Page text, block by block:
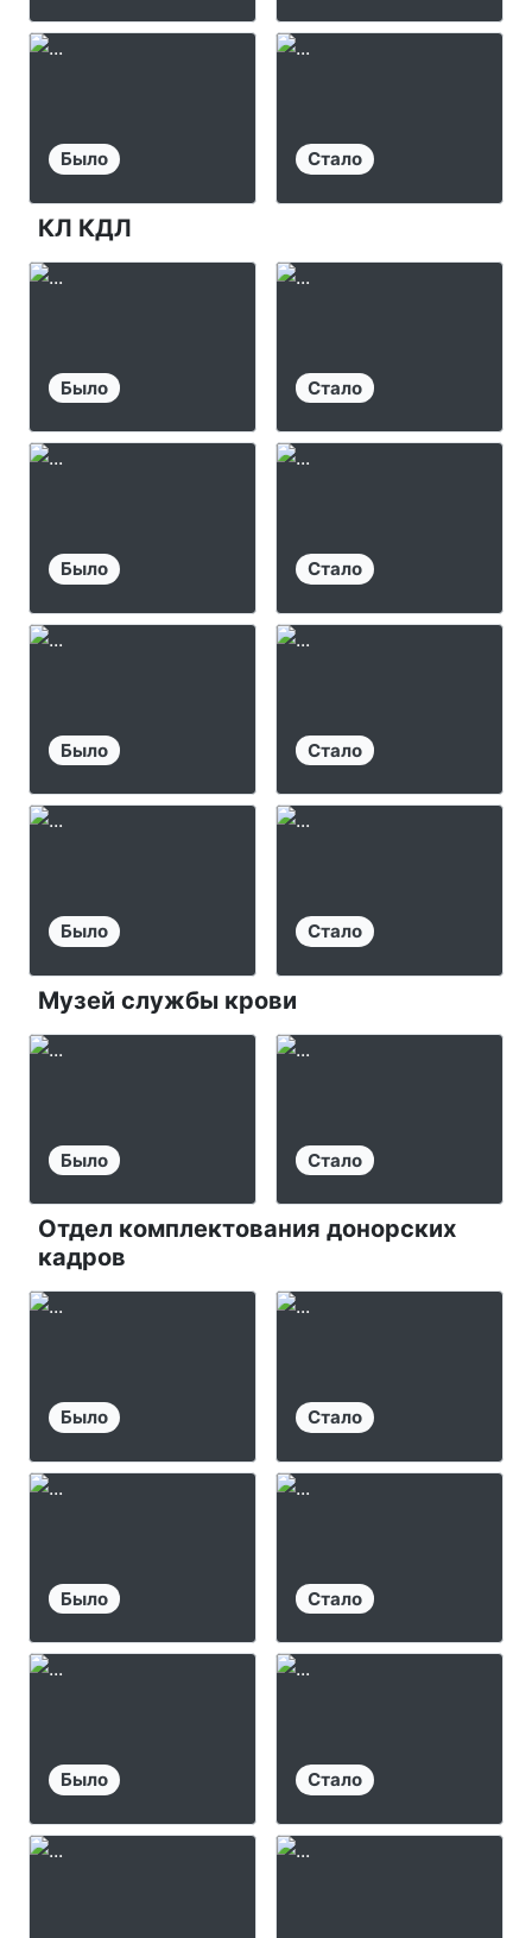
Было Стало
КЛ КДЛ
Было Стало
Было Стало
Было Стало
Было Стало
Музей службы крови
Было Стало
Отдел комплектования донорских
кадров
Было Стало
Было Стало
Было Стало